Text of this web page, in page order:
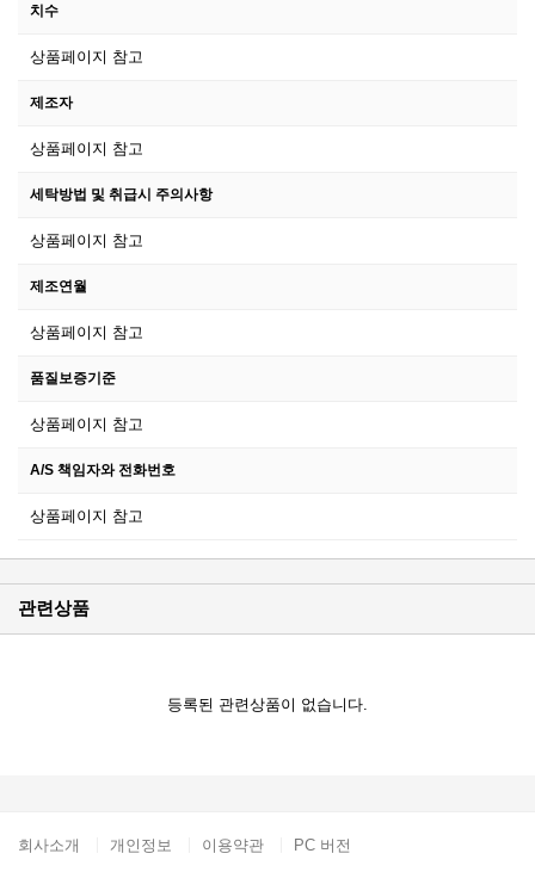
치수
상품페이지 참고
제조자
상품페이지 참고
세탁방법 및 취급시 주의사항
상품페이지 참고
제조연월
상품페이지 참고
품질보증기준
상품페이지 참고
A/S 책임자와 전화번호
상품페이지 참고
관련상품
등록된 관련상품이 없습니다.
회사소개 개인정보 이용약관 PC 버전